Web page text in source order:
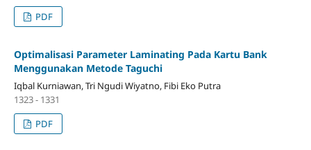
PDF
Optimalisasi Parameter Laminating Pada Kartu Bank
Menggunakan Metode Taguchi
Iqbal Kurniawan, Tri Ngudi Wiyatno, Fibi Eko Putra
1323 - 1331
PDF